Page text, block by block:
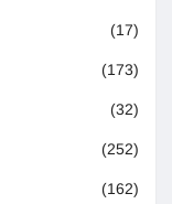
(17)
(173)
(32)
(252)
(162)